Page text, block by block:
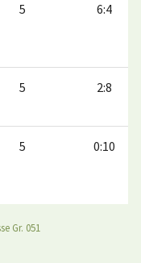
5 6:4
5 2:8
5 0:10
Gr. 051